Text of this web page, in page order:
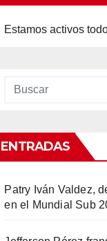
Estamos activos
ENTRADAS
Patry Iván Valdez,
en el Mundial Sub